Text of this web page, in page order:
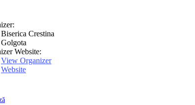
Biserica Crestina
Golgota
Website:
View Organizer
Website